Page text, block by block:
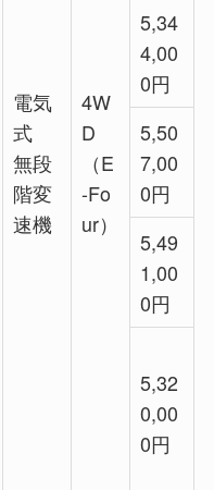
電気
式
無段
階変
速機
4W
D
（E
-Fo
ur）
5,34
4,00
0円
5,50
7,00
0円
5,49
1,00
0円
5,32
0,00
0円